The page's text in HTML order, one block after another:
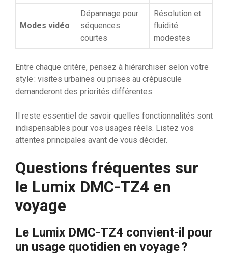
Modes vidéo
Dépannage pour
séquences
courtes
Résolution et
fluidité
modestes
Entre chaque critère, pensez à hiérarchiser selon votre
style : visites urbaines ou prises au crépuscule
demanderont des priorités différentes.
Il reste essentiel de savoir quelles fonctionnalités sont
indispensables pour vos usages réels. Listez vos
attentes principales avant de vous décider.
Questions fréquentes sur
le Lumix DMC-TZ4 en
voyage
Le Lumix DMC-TZ4 convient-il pour
un usage quotidien en voyage ?